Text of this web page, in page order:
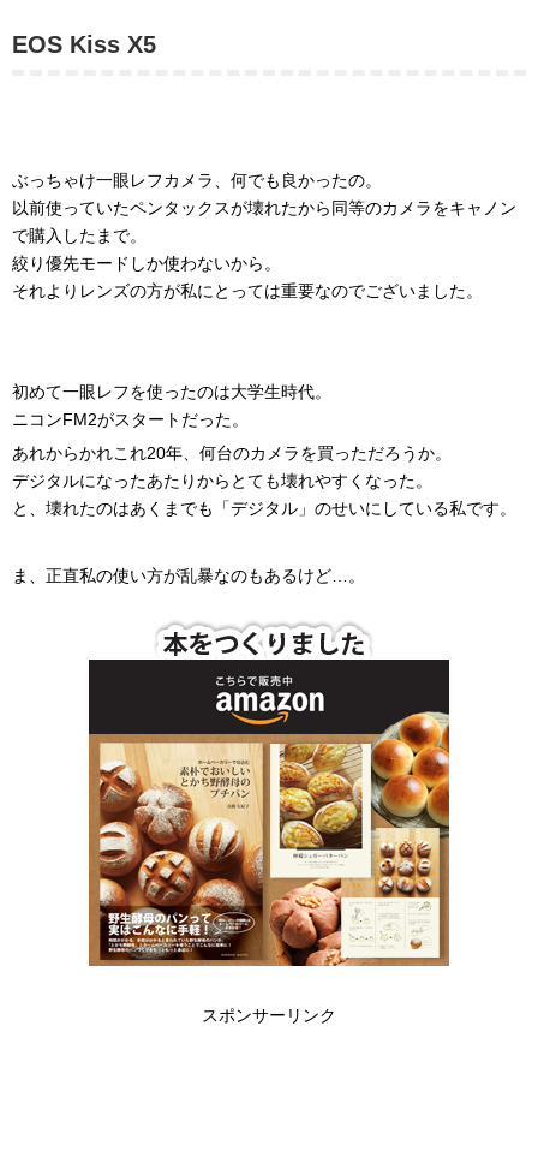
EOS Kiss X5
ぶっちゃけ一眼レフカメラ、何でも良かったの。
以前使っていたペンタックスが壊れたから同等のカメラをキャノン
で購入したまで。
絞り優先モードしか使わないから。
それよりレンズの方が私にとっては重要なのでございました。
初めて一眼レフを使ったのは大学生時代。
ニコンFM2がスタートだった。
あれからかれこれ20年、何台のカメラを買っただろうか。
デジタルになったあたりからとても壊れやすくなった。
と、壊れたのはあくまでも「デジタル」のせいにしている私です。
ま、正直私の使い方が乱暴なのもあるけど…。
スポンサーリンク